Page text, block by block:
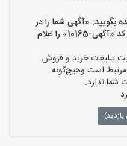
بگویید: «آگهی شما را در
سایت «مداربسته یاب» دیده ام و کد «آگهی-10165» را اعلام
تبلیغات خرید و فروش
است وهیچ‌گونه
شما ندارد.